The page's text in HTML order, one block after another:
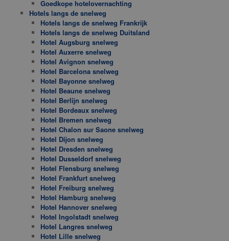
Goedkope hotelovernachting
Hotels langs de snelweg
Hotels langs de snelweg Frankrijk
Hotels langs de snelweg Duitsland
Hotel Augsburg snelweg
Hotel Auxerre snelweg
Hotel Avignon snelweg
Hotel Barcelona snelweg
Hotel Bayonne snelweg
Hotel Beaune snelweg
Hotel Berlijn snelweg
Hotel Bordeaux snelweg
Hotel Bremen snelweg
Hotel Chalon sur Saone snelweg
Hotel Dijon snelweg
Hotel Dresden snelweg
Hotel Dusseldorf snelweg
Hotel Flensburg snelweg
Hotel Frankfurt snelweg
Hotel Freiburg snelweg
Hotel Hamburg snelweg
Hotel Hannover snelweg
Hotel Ingolstadt snelweg
Hotel Langres snelweg
Hotel Lille snelweg